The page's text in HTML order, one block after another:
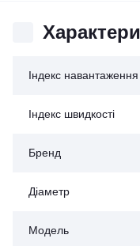
Індекс навантаження
Індекс швидкості
Бренд
Діаметр
Модель